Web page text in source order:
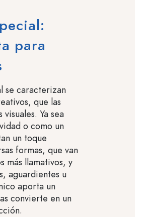
para
se caracterizan
que las
Ya sea
o como un
un toque
formas, que van
más llamativos, y
aguardientes u
aporta un
convierte en un